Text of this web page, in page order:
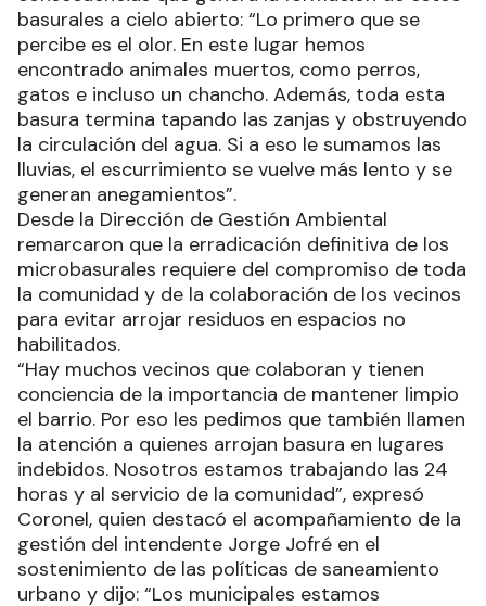
basurales a cielo abierto: “Lo primero que se
percibe es el olor. En este lugar hemos
encontrado animales muertos, como perros,
gatos e incluso un chancho. Además, toda esta
basura termina tapando las zanjas y obstruyendo
la circulación del agua. Si a eso le sumamos las
lluvias, el escurrimiento se vuelve más lento y se
generan anegamientos”.
Desde la Dirección de Gestión Ambiental
remarcaron que la erradicación definitiva de los
microbasurales requiere del compromiso de toda
la comunidad y de la colaboración de los vecinos
para evitar arrojar residuos en espacios no
habilitados.
“Hay muchos vecinos que colaboran y tienen
conciencia de la importancia de mantener limpio
el barrio. Por eso les pedimos que también llamen
la atención a quienes arrojan basura en lugares
indebidos. Nosotros estamos trabajando las 24
horas y al servicio de la comunidad”, expresó
Coronel, quien destacó el acompañamiento de la
gestión del intendente Jorge Jofré en el
sostenimiento de las políticas de saneamiento
urbano y dijo: “Los municipales estamos